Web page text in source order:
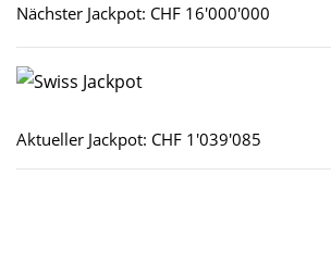
Nächster Jackpot: CHF 16'000'000
Aktueller Jackpot: CHF 1'039'085